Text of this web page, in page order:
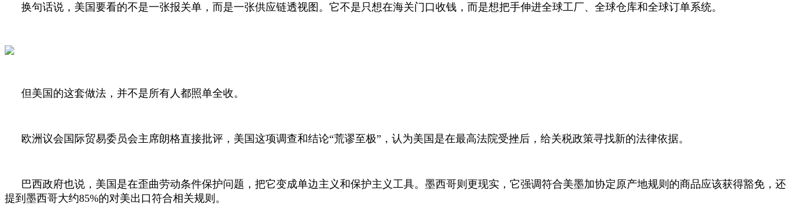
换句话说，美国要看的不是一张报关单，而是一张供应链透视图。它不是只想在海关门口收钱，而是想把手伸进全球工厂、全球仓库和全球订单系统。
但美国的这套做法，并不是所有人都照单全收。
欧洲议会国际贸易委员会主席朗格直接批评，美国这项调查和结论“荒谬至极”，认为美国是在最高法院受挫后，给关税政策寻找新的法律依据。
巴西政府也说，美国是在歪曲劳动条件保护问题，把它变成单边主义和保护主义工具。墨西哥则更现实，它强调符合美墨加协定原产地规则的商品应该获得豁免，还
提到墨西哥大约85%的对美出口符合相关规则。